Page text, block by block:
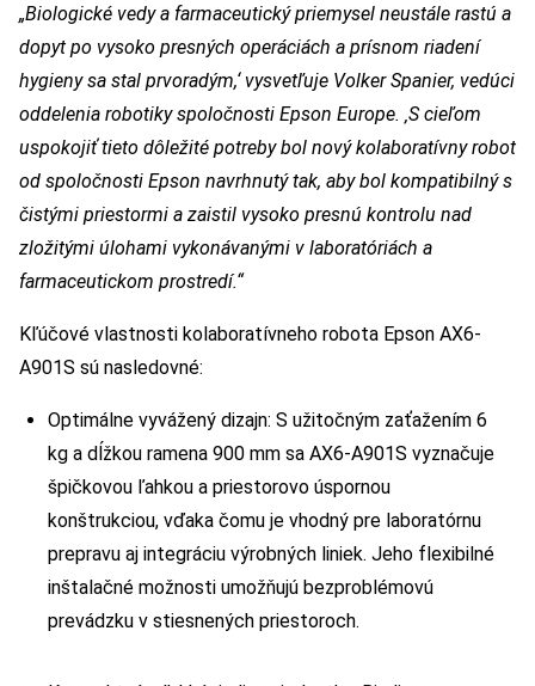
„Biologické vedy a farmaceutický priemysel neustále rastú a
dopyt po vysoko presných operáciách a prísnom riadení
hygieny sa stal prvoradým,‘ vysvetľuje Volker Spanier, vedúci
oddelenia robotiky spoločnosti Epson Europe. ‚S cieľom
uspokojiť tieto dôležité potreby bol nový kolaboratívny robot
od spoločnosti Epson navrhnutý tak, aby bol kompatibilný s
čistými priestormi a zaistil vysoko presnú kontrolu nad
zložitými úlohami vykonávanými v laboratóriách a
farmaceutickom prostredí.“
Kľúčové vlastnosti kolaboratívneho robota Epson AX6-
A901S sú nasledovné:
Optimálne vyvážený dizajn: S užitočným zaťažením 6
kg a dĺžkou ramena 900 mm sa AX6-A901S vyznačuje
špičkovou ľahkou a priestorovo úspornou
konštrukciou, vďaka čomu je vhodný pre laboratórnu
prepravu aj integráciu výrobných liniek. Jeho flexibilné
inštalačné možnosti umožňujú bezproblémovú
prevádzku v stiesnených priestoroch.